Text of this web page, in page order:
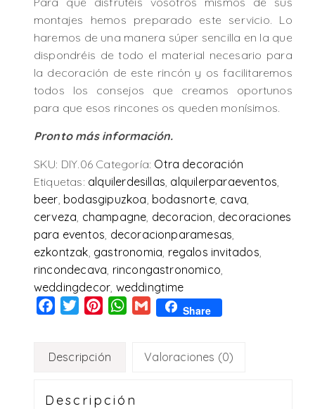
montajes hemos preparado este servicio. Lo
haremos de una manera súper sencilla en la que
dispondréis de todo el material necesario para
la decoración de este rincón y os facilitaremos
todos los consejos que creamos oportunos
para que esos rincones os queden monísimos.
Pronto más información.
SKU: DIY.06 Categoría: Otra decoración
Etiquetas: alquilerdesillas alquilerparaeventos
beer bodasgipuzkoa bodasnorte, cava
cerveza champagne decoracion decoraciones
para eventos decoracionparamesas
ezkontzak gastronomia regalos invitados
rincondecava rincongastronomico
weddingdecor weddingtime
Facebook
TwitterPinterestWhatsApp
Gmail Share
Descripción Valoraciones (0)
Descripción